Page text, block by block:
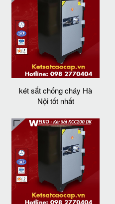
két sắt chống cháy Hà
Nội tốt nhất